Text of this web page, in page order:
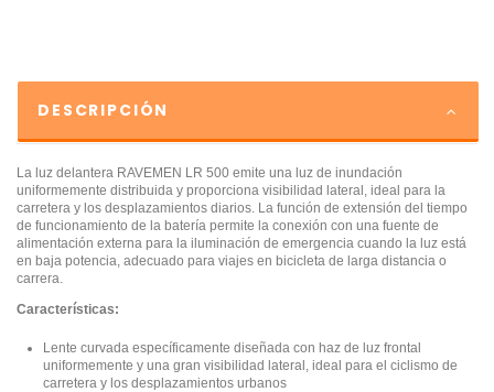
DESCRIPCIÓN
La luz delantera RAVEMEN LR 500 emite una luz de inundación
uniformemente distribuida y proporciona visibilidad lateral, ideal para la
carretera y los desplazamientos diarios. La función de extensión del tiempo
de funcionamiento de la batería permite la conexión con una fuente de
alimentación externa para la iluminación de emergencia cuando la luz está
en baja potencia, adecuado para viajes en bicicleta de larga distancia o
carrera.
Características:
Lente curvada específicamente diseñada con haz de luz frontal
uniformemente y una gran visibilidad lateral, ideal para el ciclismo de
carretera y los desplazamientos urbanos